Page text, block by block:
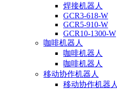
焊接机器人
GCR3-618-W
GCR5-910-W
GCR10-1300-W
咖啡机器人
咖啡机器人
咖啡机器人
移动协作机器人
移动协作机器人